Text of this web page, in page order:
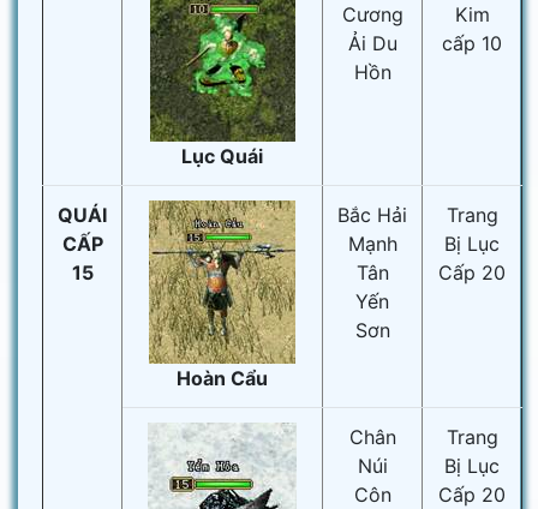
Lục Quái
Cương
Ải Du
Hồn
Kim
cấp 10
QUÁI
CẤP
15
Hoàn Cẩu
Bắc Hải
Mạnh
Tân
Yến
Sơn
Trang
Bị Lục
Cấp 20
Chân
Núi
Côn
Trang
Bị Lục
Cấp 20